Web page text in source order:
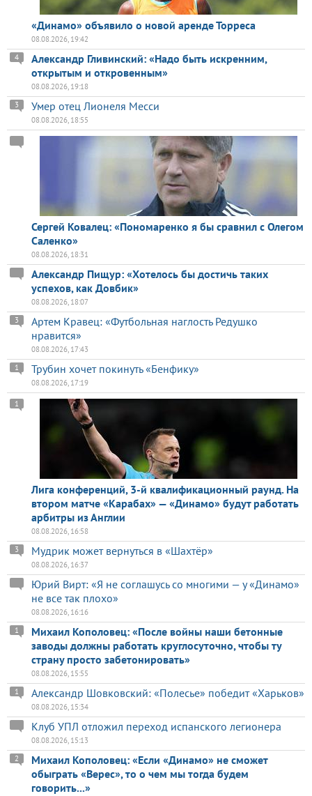
«Динамо» объявило о новой аренде Торреса
08.08.2026, 19:42
Александр Гливинский: «Надо быть искренним,
открытым и откровенным»
4
08.08.2026, 19:18
Умер отец Лионеля Месси
3
08.08.2026, 18:55
Сергей Ковалец: «Пономаренко я бы сравнил с Олегом
Саленко»
08.08.2026, 18:31
Александр Пищур: «Хотелось бы достичь таких
успехов, как Довбик»
08.08.2026, 18:07
Артем Кравец: «Футбольная наглость Редушко
нравится»
3
08.08.2026, 17:43
Трубин хочет покинуть «Бенфику»
1
08.08.2026, 17:19
Лига конференций, 3-й квалификационный раунд. На
втором матче «Карабах» — «Динамо» будут работать
арбитры из Англии
1
08.08.2026, 16:58
Мудрик может вернуться в «Шахтёр»
3
08.08.2026, 16:37
Юрий Вирт: «Я не соглашусь со многими — у «Динамо»
не все так плохо»
08.08.2026, 16:16
Михаил Кополовец: «После войны наши бетонные
заводы должны работать круглосуточно, чтобы ту
страну просто забетонировать»
1
08.08.2026, 15:55
Александр Шовковский: «Полесье» победит «Харьков»
1
08.08.2026, 15:34
Клуб УПЛ отложил переход испанского легионера
08.08.2026, 15:13
Михаил Кополовец: «Если «Динамо» не сможет
обыграть «Верес», то о чем мы тогда будем
говорить...»
2